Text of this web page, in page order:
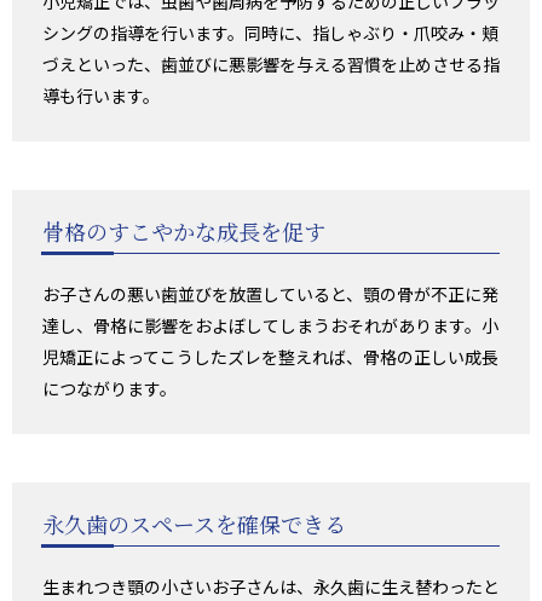
シングの指導を行います。同時に、指しゃぶり・爪咬み・頬
づえといった、歯並びに悪影響を与える習慣を止めさせる指
導も行います。
骨格のすこやかな成長を促す
お子さんの悪い歯並びを放置していると、顎の骨が不正に発
達し、骨格に影響をおよぼしてしまうおそれがあります。小
児矯正によってこうしたズレを整えれば、骨格の正しい成長
につながります。
永久歯のスペースを確保できる
生まれつき顎の小さいお子さんは、永久歯に生え替わったと